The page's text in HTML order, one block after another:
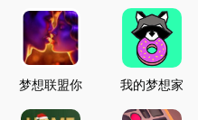
始，玩家需要在这个世界中选
着独特的天赋和技能。随着游
界的种种秘密和传说，从而找到
梦想联盟你
我的梦想家